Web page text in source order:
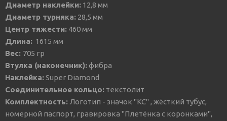
Диаметр наклейки: 12,8 мм
Диаметр турняка: 28,5 мм
Центр тяжести: 460 мм
Длина: 1615 мм
Вес: 705 гр
Втулка (наконечник):фибра
Наклейка:Super Diamond
Соединительное кольцо: текстолит
Комплектность: Логотип - значок "КС" , жёсткий тубус,
номерной паспорт, гравировка "Плетёнка с коронками",